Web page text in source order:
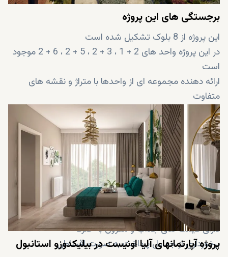
برجستگی های این پروژه
این پروژه از 8 بلوک تشکیل شده است
در این پروژه واحد های 2 + 1 ، 3 + 2 ، 5 + 2 ، 6 + 2 موجود
است
ارائه دهنده مجموعه ای از واحدها با متراژ و نقشه های
متفاوت
امکان برخورداری از نور طبیعی خورشید برای تمام واحدها
طراحی شده با ظرافت هایی خاص و موردپسند برای تمام
سلایق
دارای واحدهایی بسیار بزرگ
فاصله تا دریای زیبای مرمره فقط 4 دقیقه
دارای مناظر دیدنی از دریا
دارای انواع امکانات عالی
نزدیک به مراکز مهم و اصلی شهر با امکان دسترسی آسان
دارای قیمت های جذاب و مقرون به صرفه
برخورداری از جداول پرداخت به صورت اقساطی
پروژه آپارتمانهای آلیا اونیست در بیلیکدوزو استانبول